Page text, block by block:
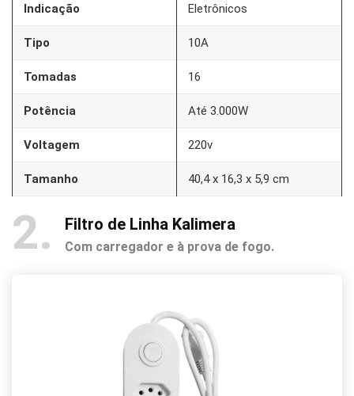
Indicação Eletrônicos
Tipo 10A
Tomadas 16
Potência Até 3.000W
Voltagem 220v
Tamanho 40,4 x 16,3 x 5,9 cm
2 Filtro de Linha Kalimera
Com carregador e à prova de fogo.